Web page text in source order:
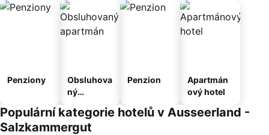
Penziony
Obsluhova
ný
Penzion
Apartmán
ový hotel
Populární kategorie hotelů v Ausseerland -
Salzkammergut